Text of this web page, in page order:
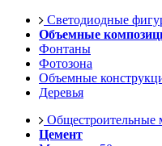
Светодиодные
Объемные
Фонтаны
Фотозона
Объемные
Деревья
Общестроительные
Цемент